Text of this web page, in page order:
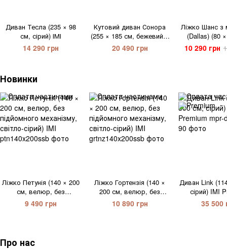
Диван Тесла (235 × 98
см, сірий) ІМІ
14 290 грн
Кутовий диван Сонора
(255 × 185 см, бежевий з
коричневим) ІМІ
20 490 грн
Ліжко Шанс з
(Dallas) (80
10 290 грн
Новинки
Ліжко Петунія (140 × 200
см, велюр, без
підйомного механізму,
світло-сірий) IMI
9 490 грн
Ліжко Гортензія (140 ×
200 см, велюр, без
підйомного механізму,
світло-сірий) IMI
10 890 грн
Диван Link
сірий) IMI
35 500
Про нас